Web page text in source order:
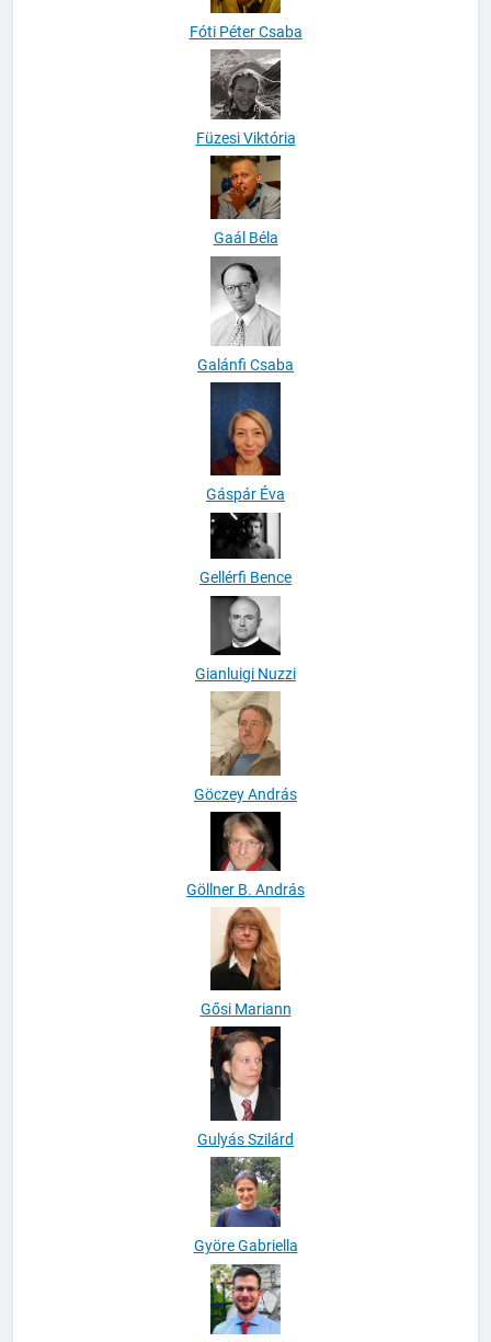
Fóti Péter Csaba
Füzesi Viktória
Gaál Béla
Galánfi Csaba
Gáspár Éva
Gellérfi Bence
Gianluigi Nuzzi
Göczey András
Göllner B. András
Gősi Mariann
Gulyás Szilárd
Györe Gabriella